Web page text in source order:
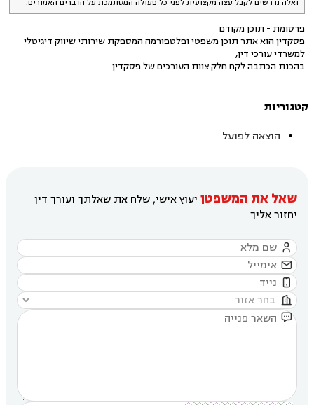
ואלה נדרשים לקבל עצה מקצועית לפני כל פעולה המסתמכת על הדברים האמורים.
פרסומת - תוכן מקודם
פסקדין הוא אתר תוכן משפטי ופלטפורמה המספקת שירותי שיווק דיגיטלי
למשרדי עורכי דין,
בהכנת הכתבה לקח חלק צוות העורכים של פסקדין.
קטגוריות
הוצאה לפועל
שאל את המשפטן יעוץ אישי, שלח את שאלתך ועורך דין
יחזור אליך




